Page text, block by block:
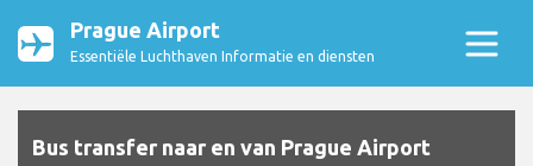
Prague Airport
Essentiële Luchthaven Informatie en diensten
Bus transfer naar en van Prague Airport